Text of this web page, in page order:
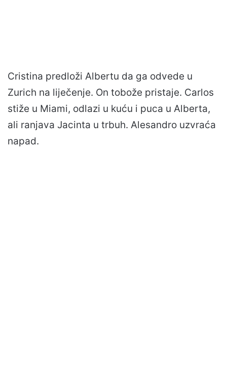
Cristina predloži Albertu da ga odvede u
Zurich na liječenje. On tobože pristaje. Carlos
stiže u Miami, odlazi u kuću i puca u Alberta,
ali ranjava Jacinta u trbuh. Alesandro uzvraća
napad.